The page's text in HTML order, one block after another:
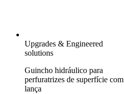
Upgrades & Engineered
solutions
Guincho hidráulico para
perfuratrizes de superfície com
lança